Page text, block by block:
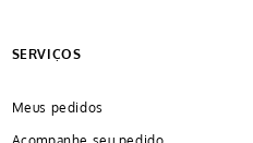
SERVIÇOS
Meus pedidos